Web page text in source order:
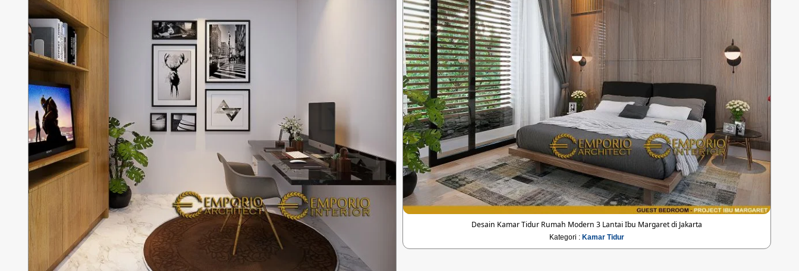
Desain Kamar Tidur Rumah Modern 3 Lantai Ibu Margaret di Jakarta
Kategori :Kamar Tidur